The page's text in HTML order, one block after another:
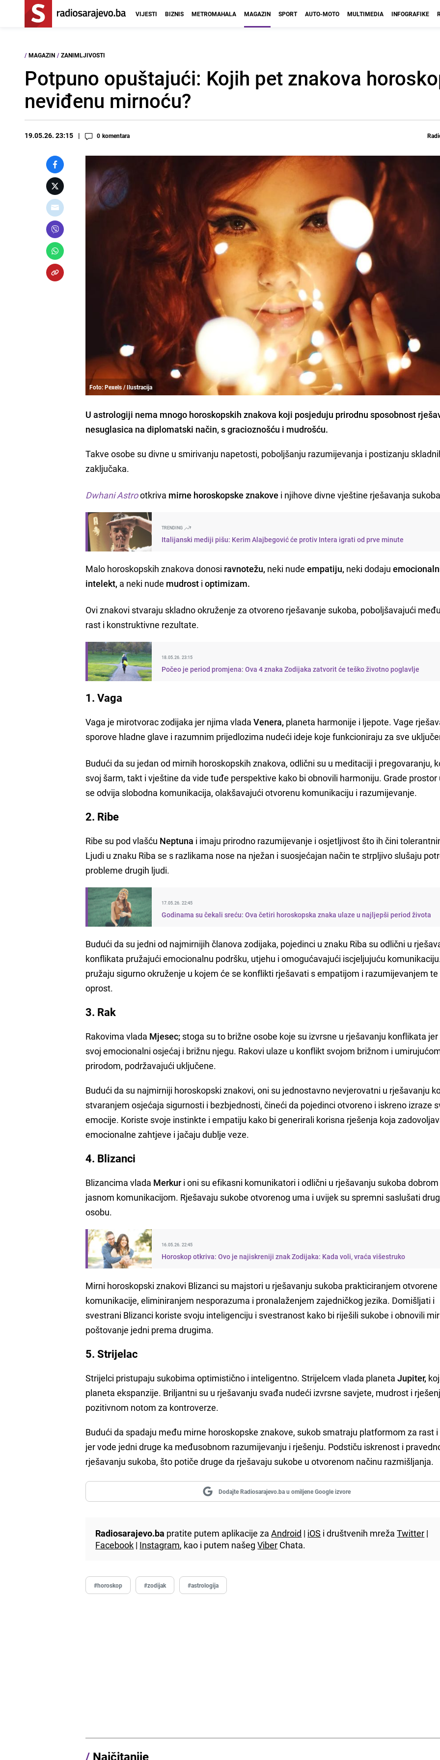
VIJESTI BIZNIS METROMAHALA MAGAZIN SPORT AUTO-MOTO MULTIMEDIA INFOGRAFIKE
/ MAGAZIN / ZANIMLJIVOSTI
Potpuno opuštajući: Kojih pet znakova
neviđenu mirnoću?
19.05.26. 23:15 0 komentara
Foto: Pexels / Ilustracija
U astrologiji nema mnogo horoskopskih znakova koji posjeduju prirodnu sposobnost
nesuglasica na diplomatski način, s gracioznošću i mudrošću.
Takve osobe su divne u smirivanju napetosti, poboljšanju razumijevanja i postizanju
zaključaka.
Dwhani Astrootkriva mirne horoskopske znakove i njihove divne vještine rješavanja
TRENDING
Italijanski mediji pišu: Kerim Alajbegović će protiv Intera igrati od prve minute
Malo horoskopskih znakova donosi ravnotežu, neki nudeempatiju, neki dodaju
intelekt, a neki nude mudrost ioptimizam.
Ovi znakovi stvaraju skladno okruženje za otvoreno rješavanje sukoba, poboljšavajući
rast i konstruktivne rezultate.
18.05.26. 23:15
Počeo je period promjena: Ova 4 znaka Zodijaka zatvorit će teško životno poglavlje
1. Vaga
Vaga je mirotvorac zodijaka jer njima vladaVenera, planeta harmonije i ljepote. Vage
sporove hladne glave i razumnim prijedlozima nudeći ideje koje funkcioniraju za sve
Budući da su jedan od mirnih horoskopskih znakova, odlični su u meditaciji i pregovaranju,
svoj šarm, takt i vještine da vide tuđe perspektive kako bi obnovili harmoniju. Grade prostor
se odvija slobodna komunikacija, olakšavajući otvorenu komunikaciju i razumijevanje.
2. Ribe
Ribe su pod vlašću Neptuna i imaju prirodno razumijevanje i osjetljivost što ih čini
Ljudi u znaku Riba se s razlikama nose na nježan i suosjećajan način te strpljivo slušaju
probleme drugih ljudi.
17.05.26. 22:45
Godinama su čekali sreću: Ova četiri horoskopska znaka ulaze u najljepši period života
Budući da su jedni od najmirnijih članova zodijaka, pojedinci u znaku Riba su odlični u
konflikata pružajući emocionalnu podršku, utjehu i omogućavajući iscjeljujuću
pružaju sigurno okruženje u kojem će se konflikti rješavati s empatijom i razumijevanjem
oprost.
3. Rak
Rakovima vlada Mjesec; stoga su to brižne osobe koje su izvrsne u rješavanju konflikata
svoj emocionalni osjećaj i brižnu njegu. Rakovi ulaze u konflikt svojom brižnom i
prirodom, podržavajući uključene.
Budući da su najmirniji horoskopski znakovi, oni su jednostavno nevjerovatni u rješavanju
stvaranjem osjećaja sigurnosti i bezbjednosti, čineći da pojedinci otvoreno i iskreno izraze
emocije. Koriste svoje instinkte i empatiju kako bi generirali korisna rješenja koja
emocionalne zahtjeve i jačaju dublje veze.
4. Blizanci
Blizancima vlada Merkur i oni su efikasni komunikatori i odlični u rješavanju sukoba dobrom
jasnom komunikacijom. Rješavaju sukobe otvorenog uma i uvijek su spremni saslušati
osobu.
16.05.26. 22:45
Horoskop otkriva: Ovo je najiskreniji znak Zodijaka: Kada voli, vraća višestruko
Mirni horoskopski znakovi Blizanci su majstori u rješavanju sukoba prakticiranjem otvorene
komunikacije, eliminiranjem nesporazuma i pronalaženjem zajedničkog jezika. Domišljati i
svestrani Blizanci koriste svoju inteligenciju i svestranost kako bi riješili sukobe i obnovili
poštovanje jedni prema drugima.
5. Strijelac
Strijelci pristupaju sukobima optimistično i inteligentno. Strijelcem vlada planetaJupiter,
planeta ekspanzije. Briljantni su u rješavanju svađa nudeći izvrsne savjete, mudrost i
pozitivnom notom za kontroverze.
Budući da spadaju među mirne horoskopske znakove, sukob smatraju platformom za rast i
jer vode jedni druge ka međusobnom razumijevanju i rješenju. Podstiču iskrenost i
rješavanju sukoba, što potiče druge da rješavaju sukobe u otvorenom načinu razmišljanja.
Dodajte Radiosarajevo.ba u omiljene Google izvore
Radiosarajevo.ba pratite putem aplikacije zaAndroid | iOS i društvenih mrežaTwitter |
Facebook | Instagram, kao i putem našegViber Chata.
#horoskop #zodijak #astrologija
/ Najčitanije